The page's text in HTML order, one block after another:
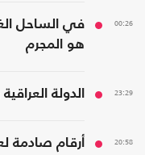
00:26
في الساحل
هو المجرم
23:29 الدولة
20:58
أرقام